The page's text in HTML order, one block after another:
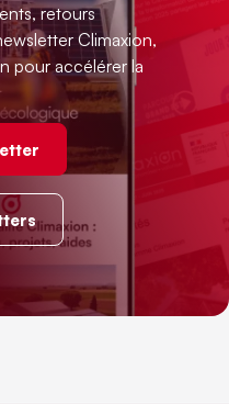
retours
Climaxion,
pour accélérer la